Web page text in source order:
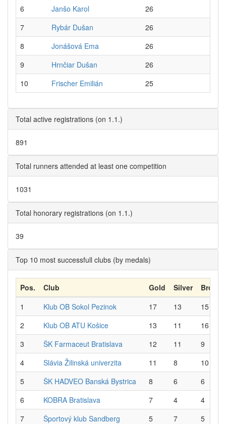
6
Janšo Karol
26
7
Rybár Dušan
26
8
Jonášová Ema
26
9
Hrnčiar Dušan
26
10
Frischer Emilián 25
Total active registrations (on 1.1.)
891
Total runners attended at least one competition
1031
Total honorary registrations (on 1.1.)
39
Top 10 most successfull clubs (by medals)
Pos. Club Gold Silver
Bronze
1
Klub OB Sokol Pezinok 17 13
15
2
Klub OB ATU Košice 13 11
16
3
ŠK Farmaceut Bratislava 12 11
9
4
Slávia Žilinská univerzita 11 8
10
5
ŠK HADVEO Banská Bystrica 8 6
6
6
KOBRA Bratislava 7 4
4
7
Športový klub Sandberg 5 7
5